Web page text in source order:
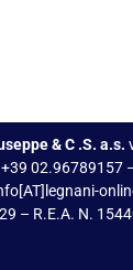
& C .S. a.s.
02.96789157
– R.E.A. N.